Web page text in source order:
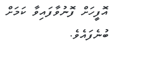
އޮފީހަށް ފޮނުވާފައިވާ
ބުނެފައެވެ.